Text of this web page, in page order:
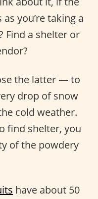
you’re taking a
Find a shelter or
the latter — to
drop of snow
cold weather.
find shelter, you
of the powdery
have about 50